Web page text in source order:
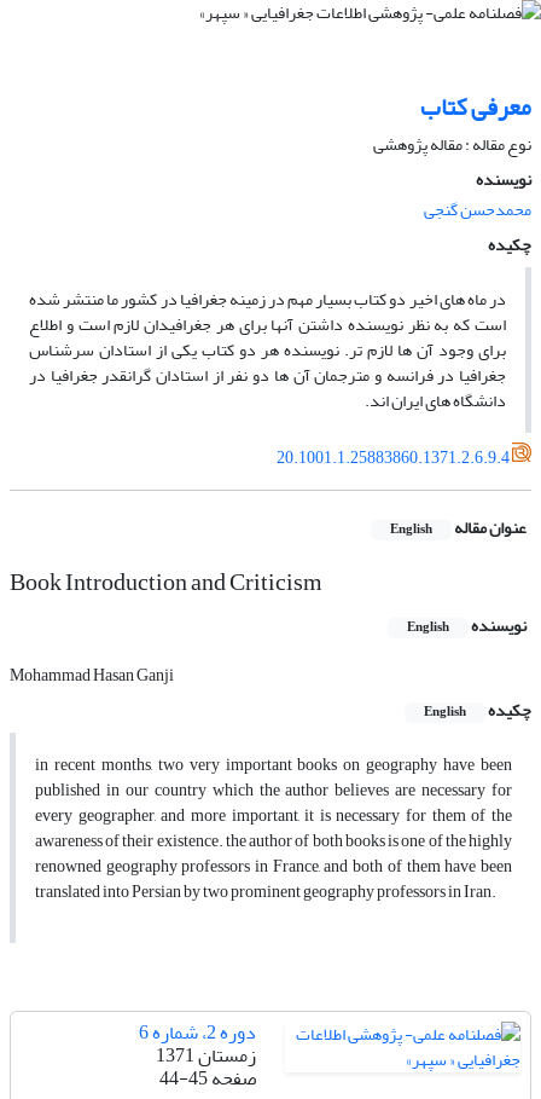
معرفی کتاب
نوع مقاله : مقاله پژوهشی
نویسنده
محمدحسن گنجی
چکیده
در ماه های اخیر دو کتاب بسیار مهم در زمینه جغرافیا در کشور ما منتشر شده
است که به نظر نویسنده داشتن آنها برای هر جغرافیدان لازم است و اطلاع
برای وجود آن ها لازم تر. نویسنده هر دو کتاب یکی از استادان سرشناس
جغرافیا در فرانسه و مترجمان آن ها دو نفر از استادان گرانقدر جغرافیا در
دانشگاه های ایران اند.
20.1001.1.25883860.1371.2.6.9.4
عنوان مقاله English
Book Introduction and Criticism
نویسنده English
Mohammad Hasan Ganji
چکیده
English
in recent months, two very important books on geography have been
published in our country which the author believes are necessary for
every geographer, and more important, it is necessary for them of the
awareness of their existence. the author of both books is one of the highly
renowned geography professors in France, and both of them have been
translated into Persian by two prominent geography professors in Iran.
دوره 2، شماره 6
زمستان 1371
صفحه44-45